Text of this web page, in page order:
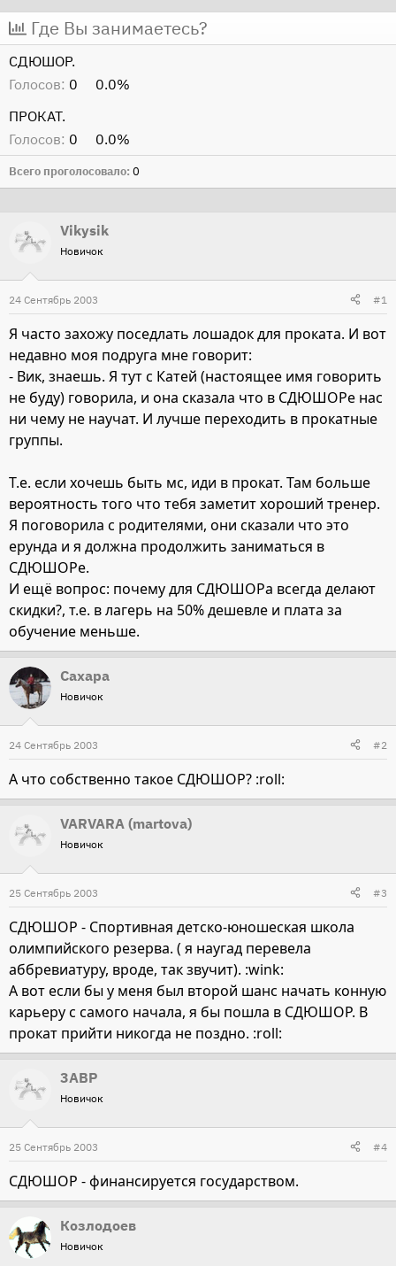
т
о
р
т
ы
а
а
Где Вы занимаетесь?
СДЮШОР.
Голосов: 0
0.0%
ПРОКАТ.
Голосов: 0 0.0%
Всего проголосовало 0
Vikysik
Новичок
24 Сентябрь 2003 #1
Я часто захожу поседлать лошадок для проката. И вот
недавно моя подруга мне говорит:
- Вик, знаешь. Я тут с Катей (настоящее имя говорить
не буду) говорила, и она сказала что в СДЮШОРе нас
ни чему не научат. И лучше переходить в прокатные
группы.
Т.е. если хочешь быть мс, иди в прокат. Там больше
вероятность того что тебя заметит хороший тренер.
Я поговорила с родителями, они сказали что это
ерунда и я должна продолжить заниматься в
СДЮШОРе.
И ещё вопрос: почему для СДЮШОРа всегда делают
скидки?, т.е. в лагерь на 50% дешевле и плата за
обучение меньше.
Сахара
Новичок
24 Сентябрь 2003 #2
А что собственно такое СДЮШОР? :roll:
VARVARA (martova)
Новичок
25 Сентябрь 2003 #3
СДЮШОР - Спортивная детско-юношеская школа
олимпийского резерва. ( я наугад перевела
аббревиатуру, вроде, так звучит). :wink:
А вот если бы у меня был второй шанс начать конную
карьеру с самого начала, я бы пошла в СДЮШОР. В
прокат прийти никогда не поздно. :roll:
3ABP
Новичок
25 Сентябрь 2003 #4
СДЮШОР - финансируется государством.
Козлодоев
Новичок